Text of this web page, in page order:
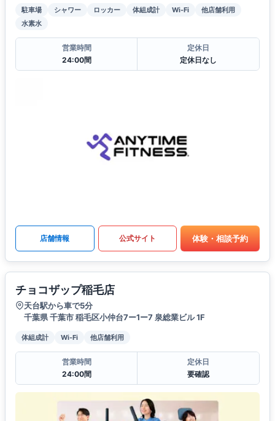
駐車場 シャワー ロッカー 体組成計 Wi-Fi
他店舗利用
水素水
営業時間
24:00間
定休日
定休日なし
店舗情報 公式サイト 体験・相談予約
チョコザップ稲毛店
天台駅から車で5分
千葉県 千葉市 稲毛区小仲台7ー1ー7 泉総業ビル 1F
体組成計 Wi-Fi 他店舗利用
営業時間
24:00間
定休日
要確認